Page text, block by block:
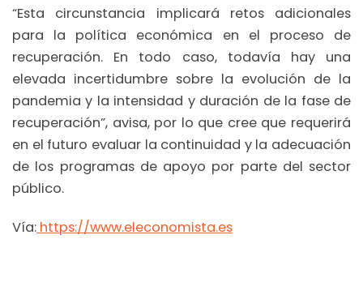
“Esta circunstancia implicará retos adicionales
para la política económica en el proceso de
recuperación. En todo caso, todavía hay una
elevada incertidumbre sobre la evolución de la
pandemia y la intensidad y duración de la fase de
recuperación”, avisa, por lo que cree que requerirá
en el futuro evaluar la continuidad y la adecuación
de los programas de apoyo por parte del sector
público.
Vía: https://www.eleconomista.es